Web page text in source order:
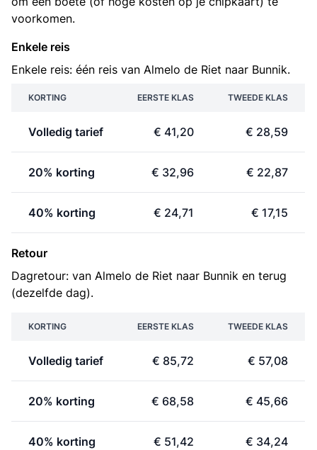
voorkomen.
Enkele reis
Enkele reis: één reis van Almelo de Riet naar Bunnik.
KORTING EERSTE KLAS TWEEDE KLAS
Volledig tarief € 41,20 € 28,59
20% korting € 32,96 € 22,87
40% korting € 24,71 € 17,15
Retour
Dagretour: van Almelo de Riet naar Bunnik en terug
(dezelfde dag).
KORTING EERSTE KLAS TWEEDE KLAS
Volledig tarief € 85,72 € 57,08
20% korting € 68,58 € 45,66
40% korting € 51,42 € 34,24